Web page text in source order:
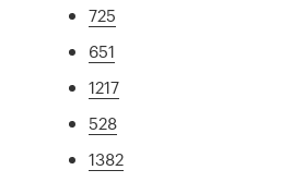
725
651
1217
528
1382